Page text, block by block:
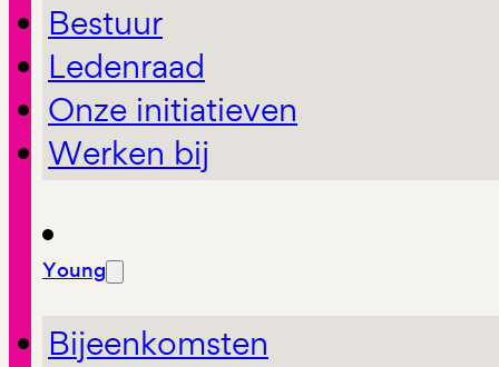
Bestuur
Ledenraad
Onze initiatieven
Werken bij
Young
Bijeenkomsten